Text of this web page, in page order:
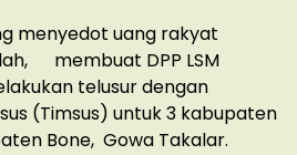
menyedot uang rakyat
membuat DPP LSM
telusur dengan
(Timsus) untuk 3 kabupaten
Bone, Gowa Takalar.